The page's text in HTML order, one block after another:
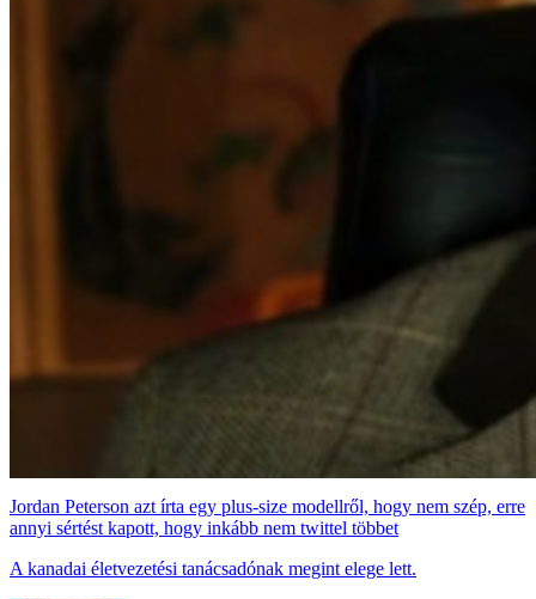
Jordan Peterson azt írta egy plus-size modellről, hogy nem szép, erre
annyi sértést kapott, hogy inkább nem twittel többet
A kanadai életvezetési tanácsadónak megint elege lett.